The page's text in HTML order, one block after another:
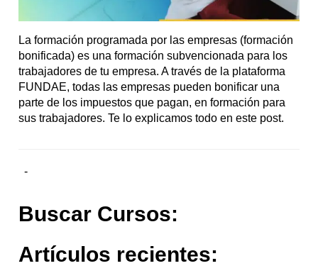
La formación programada por las empresas (formación
bonificada) es una formación subvencionada para los
trabajadores de tu empresa. A través de la plataforma
FUNDAE, todas las empresas pueden bonificar una
parte de los impuestos que pagan, en formación para
sus trabajadores. Te lo explicamos todo en este post.
-
Buscar Cursos:
Artículos recientes: